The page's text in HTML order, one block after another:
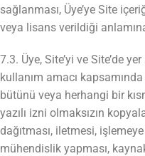
sağlanması, Üye’ye Site
veya lisans verildiği
7.3. Üye, Site’yi ve Site’de
kullanım amacı
bütünü veya herhangi bir
yazılı izni olmaksızın
dağıtması, iletmesi,
mühendislik yapması,